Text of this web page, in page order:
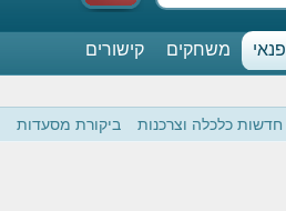
פנאי משחקים
קישורים
חדשות כלכלה וצרכנות ביקורת מסעדות